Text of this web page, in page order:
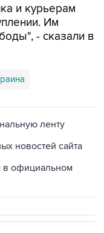
и курьерам
Им
- сказали в
ленту
новостей сайта
в официальном